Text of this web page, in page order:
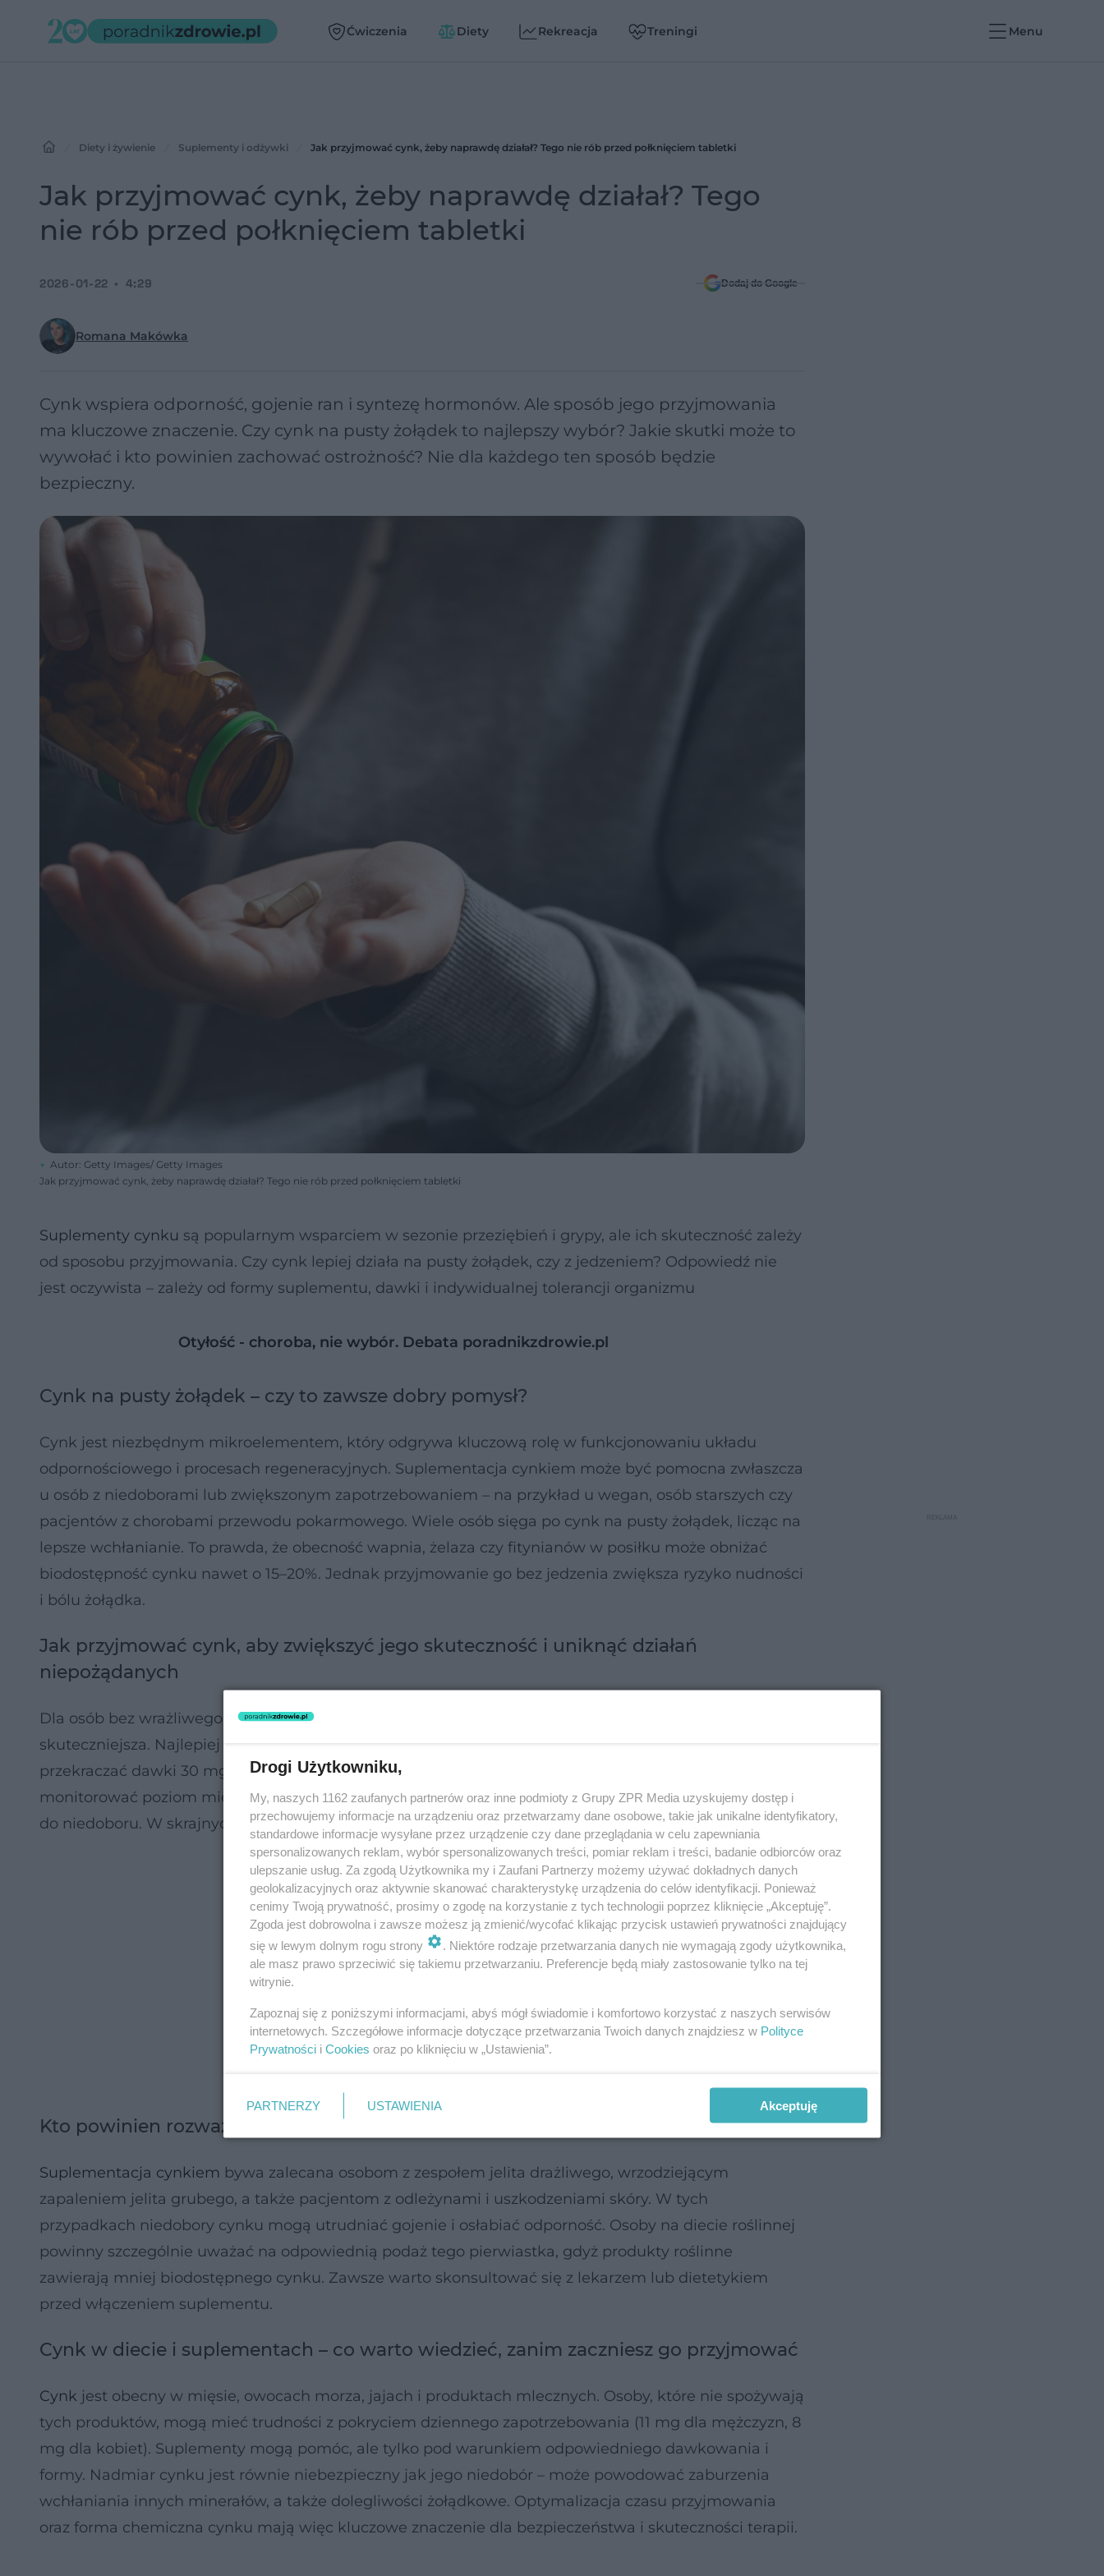
Ćwiczenia Diety Rekreacja Treningi Menu
Diety i żywienie Suplementy i odżywki Jak przyjmować cynk, żeby naprawdę działał? Tego nie rób przed połknięciem tabletki
Jak przyjmować cynk, żeby naprawdę działał? Tego
nie rób przed połknięciem tabletki
Romana Makówka
2026-01-22 4:29 Dodaj do Google
Cynk wspiera odporność, gojenie ran i syntezę hormonów. Ale sposób jego przyjmowania
ma kluczowe znaczenie. Czy cynk na pusty żołądek to najlepszy wybór? Jakie skutki może to
wywołać i kto powinien zachować ostrożność? Nie dla każdego ten sposób będzie
bezpieczny.
Autor: Getty Images/ Getty Images
Jak przyjmować cynk, żeby naprawdę działał? Tego nie rób przed połknięciem tabletki
Suplementy cynku są popularnym wsparciem w sezonie przeziębień i grypy, ale ich skuteczność zależy
od sposobu przyjmowania. Czy cynk lepiej działa na pusty żołądek, czy z jedzeniem? Odpowiedź nie
jest oczywista – zależy od formy suplementu, dawki i indywidualnej tolerancji organizmu
Otyłość - choroba, nie wybór. Debata poradnikzdrowie.pl
Cynk na pusty żołądek – czy to zawsze dobry pomysł?
Cynk jest niezbędnym mikroelementem, który odgrywa kluczową rolę w funkcjonowaniu układu
odpornościowego i procesach regeneracyjnych. Suplementacja cynkiem może być pomocna zwłaszcza
u osób z niedoborami lub zwiększonym zapotrzebowaniem – na przykład u wegan, osób starszych czy
pacjentów z chorobami przewodu pokarmowego. Wiele osób sięga po cynk na pusty żołądek, licząc na
lepsze wchłanianie. To prawda, że obecność wapnia, żelaza czy fitynianów w posiłku może obniżać
biodostępność cynku nawet o 15–20%. Jednak przyjmowanie go bez jedzenia zwiększa ryzyko nudności
i bólu żołądka.
Jak przyjmować cynk, aby zwiększyć jego skuteczność i uniknąć działań
niepożądanych
Dla osób bez wrażliwego układu pokarmowego suplementacja cynkiem na czczo może być
skuteczniejsza. Najlepiej wybierać formy o dobrej przyswajalności, takie jak picolinian cynku, i nie
przekraczać dawki 30 mg jednorazowo. W przypadku osób przyjmujących cynk długoterminowo należy
monitorować poziom miedzi, ponieważ wysoka podaż cynku może zakłócić jej wchłanianie i prowadzić
do niedoboru. W skrajnych przypadkach może to zwiększać ryzyko infekcji, złamań kości lub anemii.
Kto powinien rozważyć suplementację cynkiem i w jakiej formie
Suplementacja cynkiem bywa zalecana osobom z zespołem jelita drażliwego, wrzodziejącym
zapaleniem jelita grubego, a także pacjentom z odleżynami i uszkodzeniami skóry. W tych
przypadkach niedobory cynku mogą utrudniać gojenie i osłabiać odporność. Osoby na diecie roślinnej
powinny szczególnie uważać na odpowiednią podaż tego pierwiastka, gdyż produkty roślinne
zawierają mniej biodostępnego cynku. Zawsze warto skonsultować się z lekarzem lub dietetykiem
przed włączeniem suplementu.
Cynk w diecie i suplementach – co warto wiedzieć, zanim zaczniesz go przyjmować
Cynk jest obecny w mięsie, owocach morza, jajach i produktach mlecznych. Osoby, które nie spożywają
tych produktów, mogą mieć trudności z pokryciem dziennego zapotrzebowania (11 mg dla mężczyzn, 8
mg dla kobiet). Suplementy mogą pomóc, ale tylko pod warunkiem odpowiedniego dawkowania i
formy. Nadmiar cynku jest równie niebezpieczny jak jego niedobór – może powodować zaburzenia
wchłaniania innych minerałów, a także dolegliwości żołądkowe. Optymalizacja czasu przyjmowania
oraz forma chemiczna cynku mają więc kluczowe znaczenie dla bezpieczeństwa i skuteczności terapii.
Drogi Użytkowniku,
My, naszych 1162 zaufanych partnerów oraz inne podmioty z Grupy ZPR Media uzyskujemy dostęp i
przechowujemy informacje na urządzeniu oraz przetwarzamy dane osobowe, takie jak unikalne identyfikatory,
standardowe informacje wysyłane przez urządzenie czy dane przeglądania w celu zapewniania
spersonalizowanych reklam, wybór spersonalizowanych treści, pomiar reklam i treści, badanie odbiorców oraz
ulepszanie usług. Za zgodą Użytkownika my i Zaufani Partnerzy możemy używać dokładnych danych
geolokalizacyjnych oraz aktywnie skanować charakterystykę urządzenia do celów identyfikacji. Ponieważ
cenimy Twoją prywatność, prosimy o zgodę na korzystanie z tych technologii poprzez kliknięcie „Akceptuję”.
Zgoda jest dobrowolna i zawsze możesz ją zmienić/wycofać klikając przycisk ustawień prywatności znajdujący
się w lewym dolnym rogu strony
. Niektóre rodzaje przetwarzania danych nie wymagają zgody użytkownika,
ale masz prawo sprzeciwić się takiemu przetwarzaniu. Preferencje będą miały zastosowanie tylko na tej
witrynie.
Zapoznaj się z poniższymi informacjami, abyś mógł świadomie i komfortowo korzystać z naszych serwisów
internetowych. Szczegółowe informacje dotyczące przetwarzania Twoich danych znajdziesz w Polityce
Prywatności i Cookies oraz po kliknięciu w „Ustawienia”.
PARTNERZY USTAWIENIA Akceptuję